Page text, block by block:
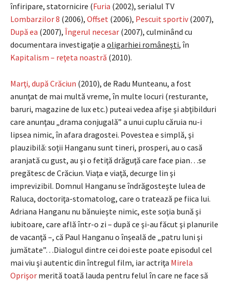
înfiripare, statornicire (Furia (2002), serialul TV
Lombarzilor 8 (2006), Offset (2006), Pescuit sportiv(2007),
După ea (2007), Îngerul necesar (2007), culminând cu
documentara investigaţie a oligarhiei româneşti, în
Kapitalism – reţeta noastră (2010).
Marţi, după Crăciun (2010), de Radu Munteanu, a fost
anunţat de mai multă vreme, în multe locuri (resturante,
baruri, magazine de lux etc.) puteai vedea afişe şi abţibilduri
care anunţau „drama conjugală” a unui cuplu căruia nu-i
lipsea nimic, în afara dragostei. Povestea e simplă, şi
plauzibilă: soţii Hanganu sunt tineri, prosperi, au o casă
aranjată cu gust, au şi o fetiţă drăguţă care face pian…se
pregătesc de Crăciun. Viaţa e viaţă, decurge lin şi
imprevizibil. Domnul Hanganu se îndrăgosteşte lulea de
Raluca, doctoriţa-stomatolog, care o tratează pe fiica lui.
Adriana Hanganu nu bănuieşte nimic, este soţia bună şi
iubitoare, care află într-o zi – după ce şi-au făcut şi planurile
de vacanţă –, că Paul Hanganu o înşeală de „patru luni şi
jumătate”…Dialogul dintre cei doi este poate episodul cel
mai viu şi autentic din întregul film, iar actriţa Mirela
Oprişor merită toată lauda pentru felul în care ne face să